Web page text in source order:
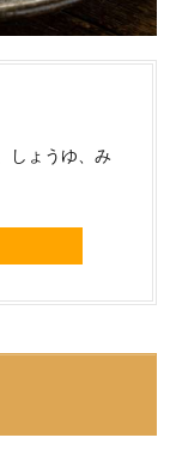
しょうゆ、み